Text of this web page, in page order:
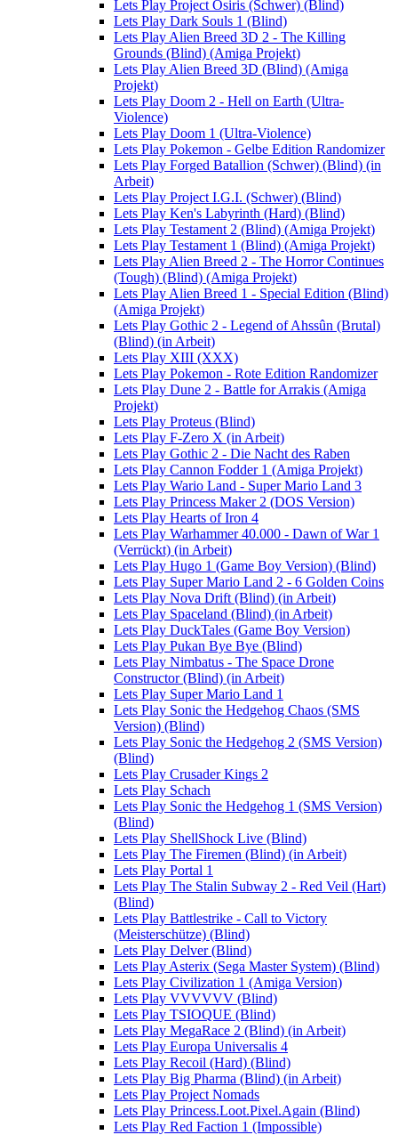
Lets Play Project Osiris (Schwer) (Blind)
Lets Play Dark Souls 1 (Blind)
Lets Play Alien Breed 3D 2 - The Killing
Grounds (Blind) (Amiga Projekt)
Lets Play Alien Breed 3D (Blind) (Amiga
Projekt)
Lets Play Doom 2 - Hell on Earth (Ultra-
Violence)
Lets Play Doom 1 (Ultra-Violence)
Lets Play Pokemon - Gelbe Edition Randomizer
Lets Play Forged Batallion (Schwer) (Blind) (in
Arbeit)
Lets Play Project I.G.I. (Schwer) (Blind)
Lets Play Ken's Labyrinth (Hard) (Blind)
Lets Play Testament 2 (Blind) (Amiga Projekt)
Lets Play Testament 1 (Blind) (Amiga Projekt)
Lets Play Alien Breed 2 - The Horror Continues
(Tough) (Blind) (Amiga Projekt)
Lets Play Alien Breed 1 - Special Edition (Blind)
(Amiga Projekt)
Lets Play Gothic 2 - Legend of Ahssûn (Brutal)
(Blind) (in Arbeit)
Lets Play XIII (XXX)
Lets Play Pokemon - Rote Edition Randomizer
Lets Play Dune 2 - Battle for Arrakis (Amiga
Projekt)
Lets Play Proteus (Blind)
Lets Play F-Zero X (in Arbeit)
Lets Play Gothic 2 - Die Nacht des Raben
Lets Play Cannon Fodder 1 (Amiga Projekt)
Lets Play Wario Land - Super Mario Land 3
Lets Play Princess Maker 2 (DOS Version)
Lets Play Hearts of Iron 4
Lets Play Warhammer 40.000 - Dawn of War 1
(Verrückt) (in Arbeit)
Lets Play Hugo 1 (Game Boy Version) (Blind)
Lets Play Super Mario Land 2 - 6 Golden Coins
Lets Play Nova Drift (Blind) (in Arbeit)
Lets Play Spaceland (Blind) (in Arbeit)
Lets Play DuckTales (Game Boy Version)
Lets Play Pukan Bye Bye (Blind)
Lets Play Nimbatus - The Space Drone
Constructor (Blind) (in Arbeit)
Lets Play Super Mario Land 1
Lets Play Sonic the Hedgehog Chaos (SMS
Version) (Blind)
Lets Play Sonic the Hedgehog 2 (SMS Version)
(Blind)
Lets Play Crusader Kings 2
Lets Play Schach
Lets Play Sonic the Hedgehog 1 (SMS Version)
(Blind)
Lets Play ShellShock Live (Blind)
Lets Play The Firemen (Blind) (in Arbeit)
Lets Play Portal 1
Lets Play The Stalin Subway 2 - Red Veil (Hart)
(Blind)
Lets Play Battlestrike - Call to Victory
(Meisterschütze) (Blind)
Lets Play Delver (Blind)
Lets Play Asterix (Sega Master System) (Blind)
Lets Play Civilization 1 (Amiga Version)
Lets Play VVVVVV (Blind)
Lets Play TSIOQUE (Blind)
Lets Play MegaRace 2 (Blind) (in Arbeit)
Lets Play Europa Universalis 4
Lets Play Recoil (Hard) (Blind)
Lets Play Big Pharma (Blind) (in Arbeit)
Lets Play Project Nomads
Lets Play Princess.Loot.Pixel.Again (Blind)
Lets Play Red Faction 1 (Impossible)